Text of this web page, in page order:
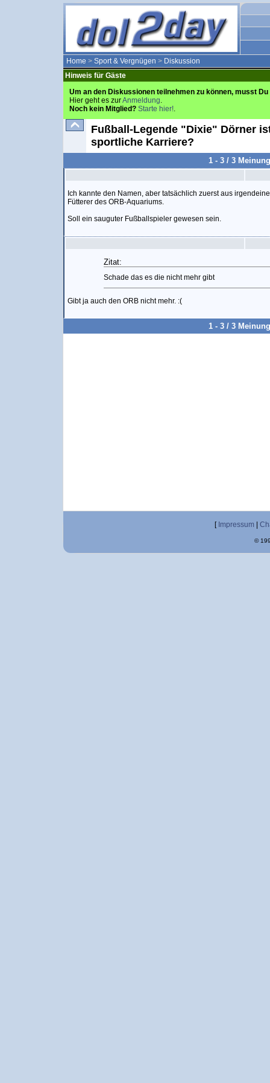
Home > Sport & Vergnügen > Diskussion
Hinweis für Gäste
Um an den Diskussionen teilnehmen zu können, musst
Hier geht es zurAnmeldung.
Noch kein Mitglied? Starte hier!.
Fußball-Legende "Dixie" Dörner
sportliche Karriere?
1 - 3 / 3
Ich kannte den Namen, aber tatsächlich zuerst aus
Fütterer des ORB-Aquariums.
Soll ein sauguter Fußballspieler gewesen sein.
Zitat:
Schade das es die nicht mehr gibt
Gibt ja auch den ORB nicht mehr. :(
1 - 3 / 3
[ Impressum
©